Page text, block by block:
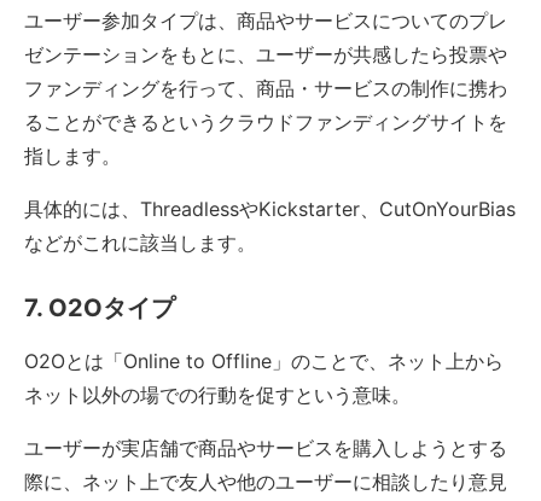
ユーザー参加タイプは、商品やサービスについてのプレ
ゼンテーションをもとに、ユーザーが共感したら投票や
ファンディングを行って、商品・サービスの制作に携わ
ることができるというクラウドファンディングサイトを
指します。
具体的には、ThreadlessやKickstarter、CutOnYourBias
などがこれに該当します。
7. O2Oタイプ
O2Oとは「Online to Offline」のことで、ネット上から
ネット以外の場での行動を促すという意味。
ユーザーが実店舗で商品やサービスを購入しようとする
際に、ネット上で友人や他のユーザーに相談したり意見